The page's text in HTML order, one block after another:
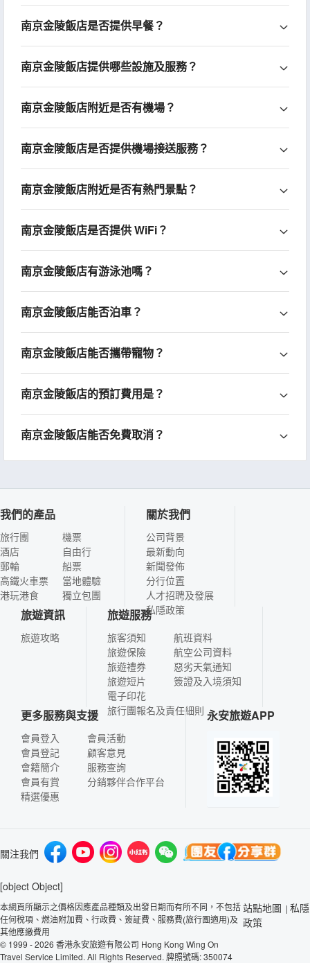
南京金陵飯店是否提供早餐？
南京金陵飯店提供哪些設施及服務？
南京金陵飯店附近是否有機場？
南京金陵飯店是否提供機場接送服務？
南京金陵飯店附近是否有熱門景點？
南京金陵飯店是否提供 WiFi？
南京金陵飯店有游泳池嗎？
南京金陵飯店能否泊車？
南京金陵飯店能否攜帶寵物？
南京金陵飯店的預訂費用是？
南京金陵飯店能否免費取消？
我們的產品
旅行團
酒店
郵輪
高鐵火車票
港玩港食
機票
自由行
船票
當地體驗
獨立包團
關於我們
公司背景
最新動向
新聞發佈
分行位置
人才招聘及發展
私隱政策
旅遊資訊
旅遊攻略
旅遊服務
旅客須知
旅遊保險
旅遊禮券
旅遊短片
電子印花
航班資料
航空公司資料
惡劣天氣通知
簽證及入境須知
旅行團報名及責任細則
更多服務與支援
會員登入
會員登記
會籍簡介
會員有賞
精選優惠
會員活動
顧客意見
服務查詢
分銷夥伴合作平台
永安旅遊APP
關注我們
[object Object]
本網頁所顯示之價格因應產品種類及出發日期而有所不同，不包括
任何稅項、燃油附加費、行政費、簽証費、服務費(旅行團適用)及
其他應繳費用
© 1999 - 2026 香港永安旅遊有限公司 Hong Kong Wing On
Travel Service Limited. All Rights Reserved. 牌照號碼: 350074
站點地圖 | 私隱
政策